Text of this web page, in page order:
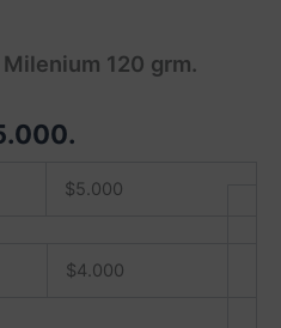
120 grm.
.
$5.000
$4.000